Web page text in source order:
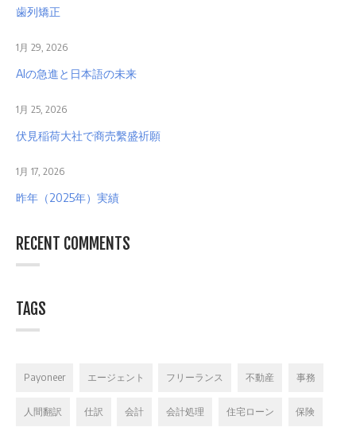
歯列矯正
AIの急進と日本語の未来
1月 29, 2026
伏見稲荷大社で商売繫盛祈願
1月 25, 2026
昨年（2025年）実績
1月 17, 2026
RECENT COMMENTS
TAGS
Payoneer エージェント フリーランス 不動産 事務
人間翻訳 仕訳 会計 会計処理 住宅ローン 保険